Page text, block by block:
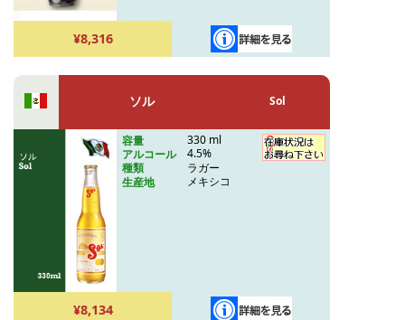
¥8,316
ソル Sol
容量
330 ml
アルコール
4.5%
種類
ラガー
生産地
メキシコ
¥8,134